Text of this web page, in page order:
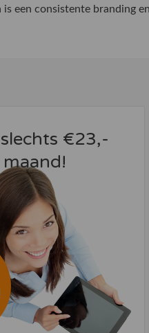
is een consistente branding
€23,-